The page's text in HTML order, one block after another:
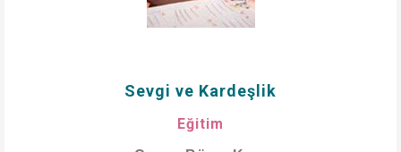
Sevgi ve Kardeşlik
Eğitim